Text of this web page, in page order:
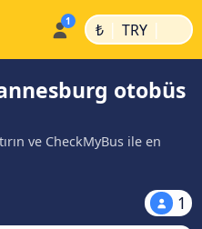
₺ | TRY |
otobüs
ve CheckMyBus ile en
1